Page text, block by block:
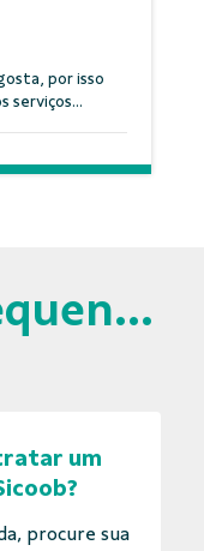
por isso
serviços...
Perguntas Frequentes
um
procure sua